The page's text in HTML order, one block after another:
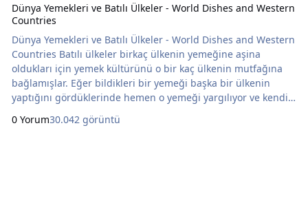
Dünya Yemekleri ve Batılı Ülkeler - World Dishes and Western
Countries
Dünya Yemekleri ve Batılı Ülkeler - World Dishes and Western
Countries Batılı ülkeler birkaç ülkenin yemeğine aşina
oldukları için yemek kültürünü o bir kaç ülkenin mutfağına
bağlamışlar. Eğer bildikleri bir yemeği başka bir ülkenin
yaptığını gördüklerinde hemen o yemeği yargılıyor ve kendi
değerlendiriyorlar. Internet yaygınlaştıkça aynı yemeklerin
0 Yorum30.042 görüntü